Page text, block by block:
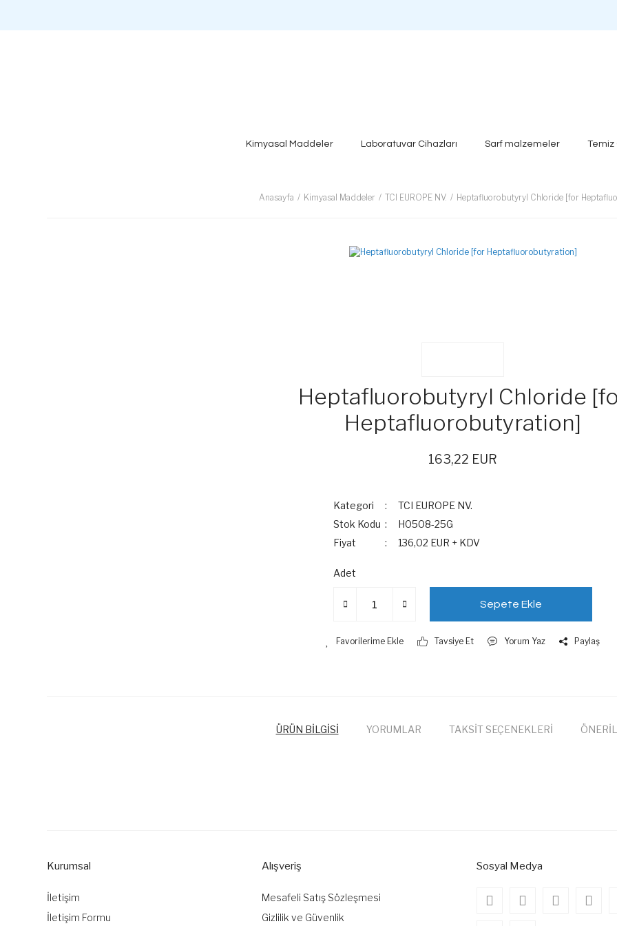
Kimyasal Maddeler Laboratuvar Cihazları Sarf malzemeler Temiz
Anasayfa Kimyasal Maddeler TCI EUROPE NV. Heptafluorobutyryl Chloride [for
Heptafluorobutyryl Chloride
Heptafluorobutyration]
163,22 EUR
Kategori
TCI EUROPE NV.
Stok Kodu
H0508-25G
Fiyat
136,02 EUR + KDV
Adet
Sepete Ekle
Tavsiye Et Yorum Yaz Paylaş
ÜRÜN BİLGİSİ YORUMLAR TAKSİT SEÇENEKLERİ
Ürün bilgilerinde hatalar bulunuyor.
Bu ürüne benzer farklı alternatifler olmalı.
Kurumsal
İletişim
İletişim Formu
Alışveriş
Mesafeli Satış Sözleşmesi
Gizlilik ve Güvenlik
Sosyal Medya